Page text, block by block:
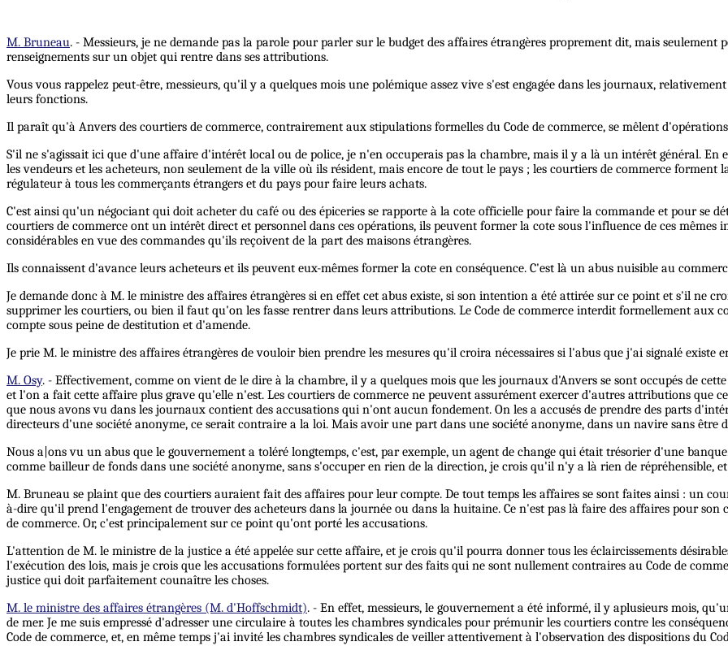
M. Bruneau. - Messieurs, je ne demande pas la parole pour parler sur le budget des affaires étrangères proprement dit, mais seulement
renseignements sur un objet qui rentre dans ses attributions.
Vous vous rappelez peut-être, messieurs, qu'il y a quelques mois une polémique assez vive s'est engagée dans les journaux,
leurs fonctions.
Il paraît qu'à Anvers des courtiers de commerce, contrairement aux stipulations formelles du Code de commerce, se mêlent
S'il ne s'agissait ici que d'une affaire d'intérêt local ou de police, je n'en occuperais pas la chambre, mais il y a là un intérêt général.
les vendeurs et les acheteurs, non seulement de la ville où ils résident, mais encore de tout le pays ; les courtiers de commerce forment
régulateur à tous les commerçants étrangers et du pays pour faire leurs achats.
C'est ainsi qu'un négociant qui doit acheter du café ou des épiceries se rapporte à la cote officielle pour faire la commande et pour se
courtiers de commerce ont un intérêt direct et personnel dans ces opérations, ils peuvent former la cote sous l'influence de ces mêmes
considérables en vue des commandes qu'ils reçoivent de la part des maisons étrangères.
Ils connaissent d'avance leurs acheteurs et ils peuvent eux-mêmes former la cote en conséquence. C'est là un abus nuisible au
Je demande donc à M. le ministre des affaires étrangères si en effet cet abus existe, si son intention a été attirée sur ce point et s'il ne
supprimer les courtiers, ou bien il faut qu'on les fasse rentrer dans leurs attributions. Le Code de commerce interdit formellement aux
compte sous peine de destitution et d'amende.
Je prie M. le ministre des affaires étrangères de vouloir bien prendre les mesures qu'il croira nécessaires si l'abus que j'ai signalé existe
M. Osy. - Effectivement, comme on vient de le dire à la chambre, il y a quelques mois que les journaux d'Anvers se sont occupés de
et l'on a fait cette affaire plus grave qu'elle n'est. Les courtiers de commerce ne peuvent assurément exercer d'autres attributions que
que nous avons vu dans les journaux contient des accusations qui n'ont aucun fondement. On les a accusés de prendre des parts
directeurs d'une société anonyme, ce serait contraire a la loi. Mais avoir une part dans une société anonyme, dans un navire sans être
Nous a|ons vu un abus que le gouvernement a toléré longtemps, c'est, par exemple, un agent de change qui était trésorier d'une
comme bailleur de fonds dans une société anonyme, sans s'occuper en rien de la direction, je crois qu'il n'y a là rien de répréhensible,
M. Bruneau se plaint que des courtiers auraient fait des affaires pour leur compte. De tout temps les affaires se sont faites ainsi : un
à-dire qu'il prend l'engagement de trouver des acheteurs dans la journée ou dans la huitaine. Ce n'est pas là faire des affaires pour
de commerce. Or, c'est principalement sur ce point qu'ont porté les accusations.
L'attention de M. le ministre de la justice a été appelée sur cette affaire, et je crois qu'il pourra donner tous les éclaircissements
l'exécution des lois, mais je crois que les accusations formulées portent sur des faits qui ne sont nullement contraires au Code de
justice qui doit parfaitement counaître les choses.
M. le ministre des affaires étrangères (M. d'Hoffschmidt). - En effet, messieurs, le gouvernement a été informé, il y aplusieurs mois,
de mer. Je me suis empressé d'adresser une circulaire à toutes les chambres syndicales pour prémunir les courtiers contre les
Code de commerce, et, en même temps j'ai invité les chambres syndicales de veiller attentivement à l'observation des dispositions du